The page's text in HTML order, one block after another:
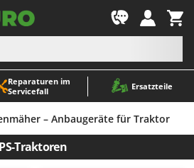
Reparaturen im
Servicefall
Ersatzteile
- Traubenmühlen
– Anbaugeräte für Traktor
Traktoren